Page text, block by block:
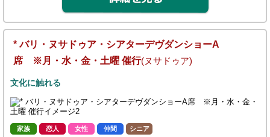
* バリ・ヌサドゥア・シアターデヴダンショーA
席 ※月・水・金・土曜 催行(ヌサドゥア)
文化に触れる
家族 恋人 女性 仲間 シニア